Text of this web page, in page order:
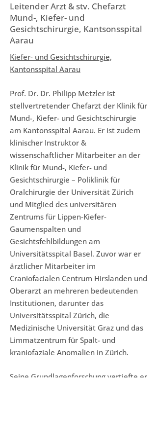
Leitender Arzt & stv. Chefarzt
Mund-, Kiefer- und
Gesichtschirurgie, Kantsonsspital
Aarau
Kiefer- und Gesichtschirurgie,
Kantonsspital Aarau
Prof. Dr. Dr. Philipp Metzler ist
stellvertretender Chefarzt der Klinik für
Mund-, Kiefer- und Gesichtschirurgie
am Kantonsspital Aarau. Er ist zudem
klinischer Instruktor &
wissenschaftlicher Mitarbeiter an der
Klinik für Mund-, Kiefer- und
Gesichtschirurgie – Poliklinik für
Oralchirurgie der Universität Zürich
und Mitglied des universitären
Zentrums für Lippen-Kiefer-
Gaumenspalten und
Gesichtsfehlbildungen am
Universitätsspital Basel. Zuvor war er
ärztlicher Mitarbeiter im
Craniofacialen Centrum Hirslanden und
Oberarzt an mehreren bedeutenden
Institutionen, darunter das
Universitätsspital Zürich, die
Medizinische Universität Graz und das
Limmatzentrum für Spalt- und
kraniofaziale Anomalien in Zürich.
Seine Grundlagenforschung vertiefte er